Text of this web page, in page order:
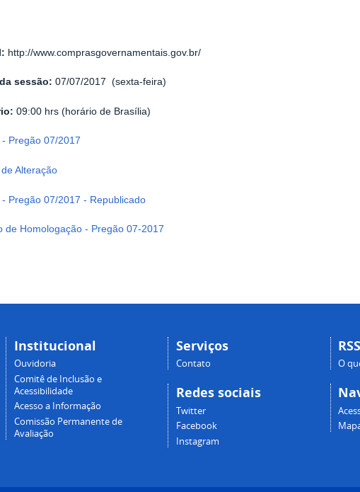
http://www.comprasgovernamentais.gov.br/
sessão: 07/07/2017 (sexta-feira)
09:00 hrs (horário de Brasília)
- Pregão 07/2017
Alteração
- Pregão 07/2017 - Republicado
de Homologação - Pregão 07-2017
Institucional
Ouvidoria
Comitê de Inclusão e
Acessibilidade
Acesso a Informação
Comissão Permanente de
Avaliação
Serviços
Contato
Redes sociais
Twitter
Facebook
Instagram
RSS
O